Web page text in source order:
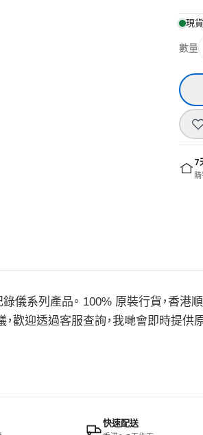
現
數量
7
系列產品。 100% 原裝行貨，香港
歡迎透過客服查詢，我哋會即時提供
快速配送